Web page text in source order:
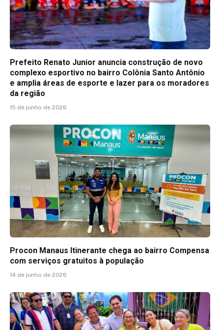
Prefeito Renato Junior anuncia construção de novo
complexo esportivo no bairro Colônia Santo Antônio
e amplia áreas de esporte e lazer para os moradores
da região
15 de junho de 2026
Procon Manaus Itinerante chega ao bairro Compensa
com serviços gratuitos à população
14 de junho de 2026